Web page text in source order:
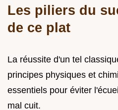
Les piliers du
de ce plat
La réussite d'un tel
principes physiques et
essentiels pour éviter
mal cuit.